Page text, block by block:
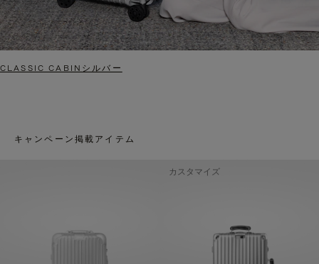
CLASSIC CABINシルバー
キャンペーン掲載アイテム
カスタマイズ